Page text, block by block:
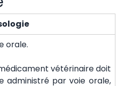
orale.
vétérinaire doit
administré par voie orale,